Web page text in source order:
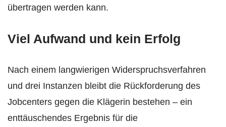
übertragen werden kann.
Viel Aufwand und kein Erfolg
Nach einem langwierigen Widerspruchsverfahren
und drei Instanzen bleibt die Rückforderung des
Jobcenters gegen die Klägerin bestehen – ein
enttäuschendes Ergebnis für die